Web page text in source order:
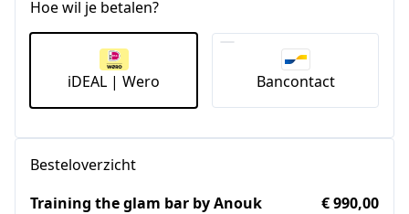
Hoe wil je betalen?
iDEAL | Wero Bancontact
Besteloverzicht
Training the glam bar by Anouk
€ 990,00